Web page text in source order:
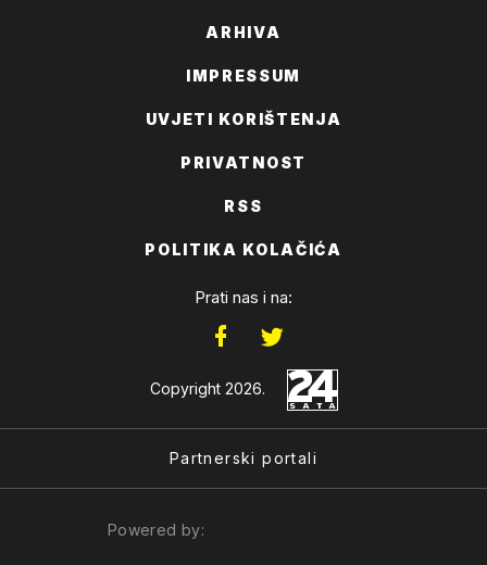
ARHIVA
IMPRESSUM
UVJETI KORIŠTENJA
PRIVATNOST
RSS
POLITIKA KOLAČIĆA
Prati nas i na:
Copyright 2026.
Partnerski portali
Powered by: